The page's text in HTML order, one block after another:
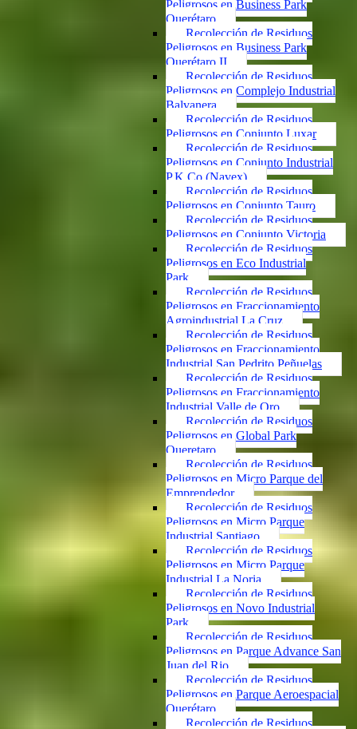
Peligrosos en Business Park
Querétaro
Recolección de Residuos
Peligrosos en Business Park
Querétaro II
Recolección de Residuos
Peligrosos en Complejo Industrial
Balvanera
Recolección de Residuos
Peligrosos en Conjunto Luxar
Recolección de Residuos
Peligrosos en Conjunto Industrial
P.K.Co (Navex)
Recolección de Residuos
Peligrosos en Conjunto Tauro
Recolección de Residuos
Peligrosos en Conjunto Victoria
Recolección de Residuos
Peligrosos en Eco Industrial
Park
Recolección de Residuos
Peligrosos en Fraccionamiento
Agroindustrial La Cruz
Recolección de Residuos
Peligrosos en Fraccionamiento
Industrial San Pedrito Peñuelas
Recolección de Residuos
Peligrosos en Fraccionamiento
Industrial Valle de Oro
Recolección de Residuos
Peligrosos en Global Park
Queretaro
Recolección de Residuos
Peligrosos en Micro Parque del
Emprendedor
Recolección de Residuos
Peligrosos en Micro Parque
Industrial Santiago
Recolección de Residuos
Peligrosos en Micro Parque
Industrial La Noria
Recolección de Residuos
Peligrosos en Novo Industrial
Park
Recolección de Residuos
Peligrosos en Parque Advance San
Juan del Rio
Recolección de Residuos
Peligrosos en Parque Aeroespacial
Querétaro
Recolección de Residuos